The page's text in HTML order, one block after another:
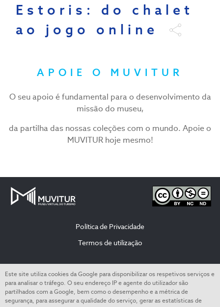
Estoris: do chalet
ao jogo online
APOIE O MUVITUR
O seu apoio é fundamental para o desenvolvimento da
missão do museu,
da partilha das nossas coleções com o mundo. Apoie o
MUVITUR hoje mesmo!
Política de Privacidade
Termos de utilização
Este site utiliza cookies da Google para disponibilizar os respetivos serviços e
para analisar o tráfego. O seu endereço IP e agente do utilizador são
partilhados com a Google, bem como o desempenho e a métrica de
segurança, para assegurar a qualidade do serviço, gerar as estatísticas de